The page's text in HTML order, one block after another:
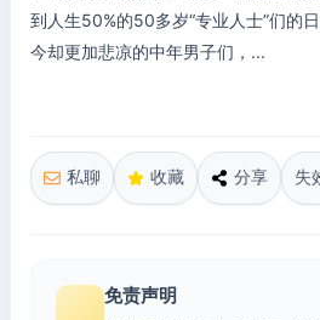
到人生50%的50多岁“专业人士”们
今却更加悲凉的中年男子们，...
私聊 收藏 分享 失
免责声明